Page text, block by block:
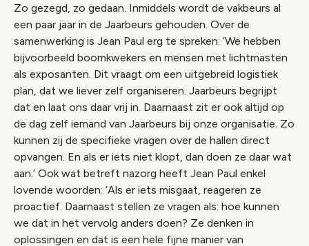
Zo gezegd, zo gedaan. Inmiddels wordt de vakbeurs al
een paar jaar in de Jaarbeurs gehouden. Over de
samenwerking is Jean Paul erg te spreken: ‘We hebben
bijvoorbeeld boomkwekers en mensen met lichtmasten
als exposanten. Dit vraagt om een uitgebreid logistiek
plan, dat we liever zelf organiseren. Jaarbeurs begrijpt
dat en laat ons daar vrij in. Daarnaast zit er ook altijd op
de dag zelf iemand van Jaarbeurs bij onze organisatie. Zo
kunnen zij de specifieke vragen over de hallen direct
opvangen. En als er iets niet klopt, dan doen ze daar wat
aan.’ Ook wat betreft nazorg heeft Jean Paul enkel
lovende woorden: ‘Als er iets misgaat, reageren ze
proactief. Daarnaast stellen ze vragen als: hoe kunnen
we dat in het vervolg anders doen? Ze denken in
oplossingen en dat is een hele fijne manier van